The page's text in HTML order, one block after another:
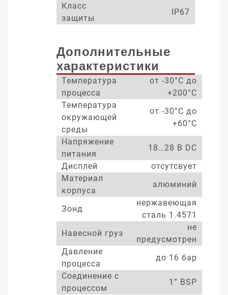
Класс
защиты
IP67
Дополнительные
характеристики
Температура
процесса
от -30°С до
+200°С
Температура
окружающей
среды
от -30°С до
+60°С
Напряжение
питания
18…28 В DC
Дисплей
отсутсвует
Материал
корпуса
алюминий
Зонд
нержавеющая
сталь 1.4571
Навесной груз
не
предусмотрен
Давление
процесса
до 16 бар
Соединение с
процессом
1” BSP